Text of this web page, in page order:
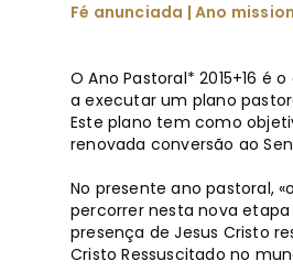
Fé anunciada | Ano
O Ano Pastoral* 2015+16
a executar um plano
Este plano tem como
renovada conversão ao
No presente ano pastoral,
percorrer nesta nova
presença de Jesus Cristo
Cristo Ressuscitado no